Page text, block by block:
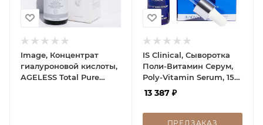
Image, Концентрат
гиалуроновой кислоты,
AGELESS Total Pure
IS Clinical, Сыворотка
Поли-Витамин Серум,
Poly-Vitamin Serum, 15
мл
13 387₽
ПРЕДЗАКАЗ